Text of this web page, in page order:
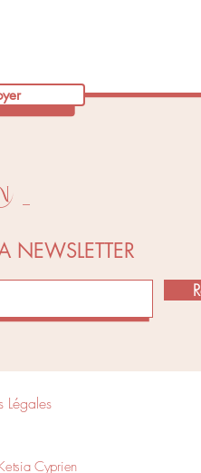
NEWSLETTER
Légales
Cyprien